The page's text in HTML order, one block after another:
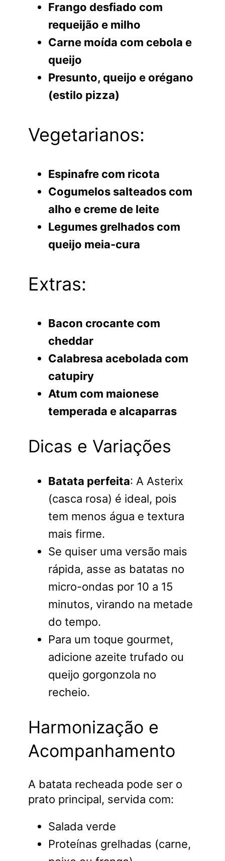
Frango desfiado com
requeijão e milho
Carne moída com cebola e
queijo
Presunto, queijo e orégano
(estilo pizza)
Vegetarianos:
Espinafre com ricota
Cogumelos salteados com
alho e creme de leite
Legumes grelhados com
queijo meia-cura
Extras:
Bacon crocante com
cheddar
Calabresa acebolada com
catupiry
Atum com maionese
temperada e alcaparras
Dicas e Variações
Batata perfeita: A Asterix
(casca rosa) é ideal, pois
tem menos água e textura
mais firme.
Se quiser uma versão mais
rápida, asse as batatas no
micro-ondas por 10 a 15
minutos, virando na metade
do tempo.
Para um toque gourmet,
adicione azeite trufado ou
queijo gorgonzola no
recheio.
Harmonização e
Acompanhamento
A batata recheada pode ser o
prato principal, servida com:
Salada verde
Proteínas grelhadas (carne,